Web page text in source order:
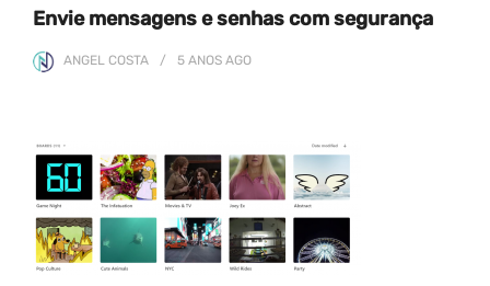
Envie mensagens e senhas com segurança
ANGEL COSTA 5 ANOS AGO